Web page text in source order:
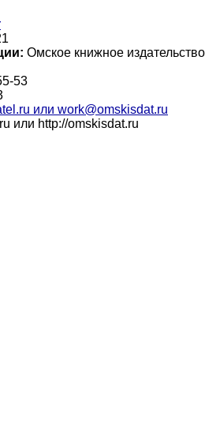
Омское книжное издательство
53
или work@omskisdat.ru
или http://omskisdat.ru